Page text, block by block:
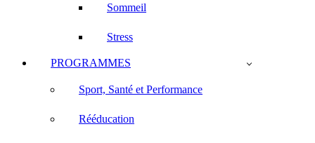
Sommeil
Stress
PROGRAMMES
Sport, Santé et Performance
Rééducation